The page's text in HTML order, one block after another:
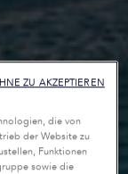
die von
der Website zu
Funktionen
sowie die
ZU AKZEPTIEREN